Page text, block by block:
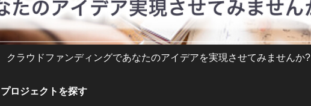
クラウドファンディングであなたのアイデアを実現させてみませんか?
プロジェクトを探す